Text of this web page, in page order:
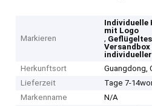
Markieren
Individuelle
mit Logo
,
Herkunftsort
Guangdong,
Lieferzeit
Tage 7-
Markenname
N/A